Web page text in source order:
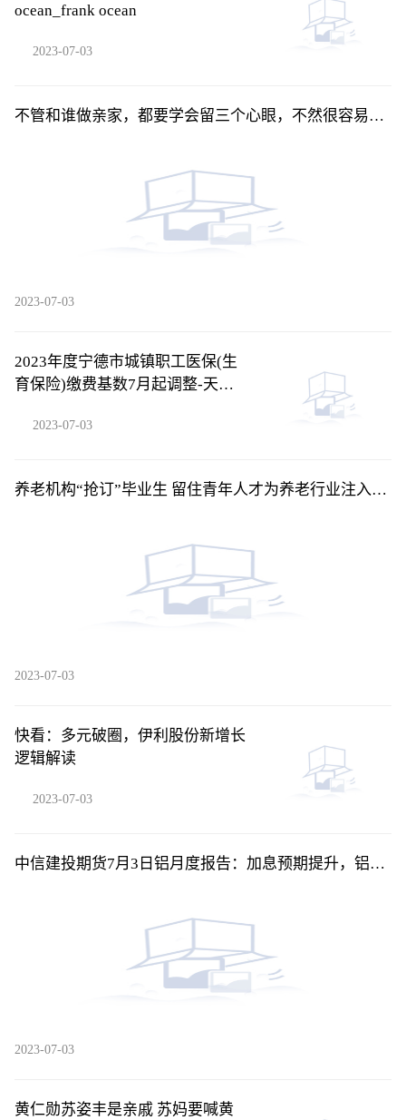
ocean_frank ocean
2023-07-03
不管和谁做亲家，都要学会留三个心眼，不然很容易吃
2023-07-03
2023年度宁德市城镇职工医保(生
育保险)缴费基数7月起调整-天天
2023-07-03
养老机构“抢订”毕业生 留住青年人才为养老行业注入新
2023-07-03
快看：多元破圈，伊利股份新增长
逻辑解读
2023-07-03
中信建投期货7月3日铝月度报告：加息预期提升，铝价
2023-07-03
黄仁勋苏姿丰是亲戚 苏妈要喊黄